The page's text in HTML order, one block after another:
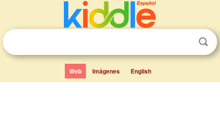
Web Imágenes English